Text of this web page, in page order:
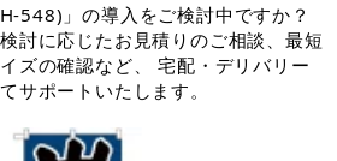
548)」の導入をご検討中ですか？
討に応じたお見積りのご相談、最短
ズの確認など、 宅配・デリバリー
サポートいたします。